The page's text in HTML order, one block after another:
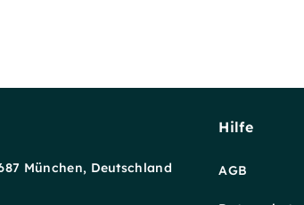
München, Deutschland
Hilfe
AGB